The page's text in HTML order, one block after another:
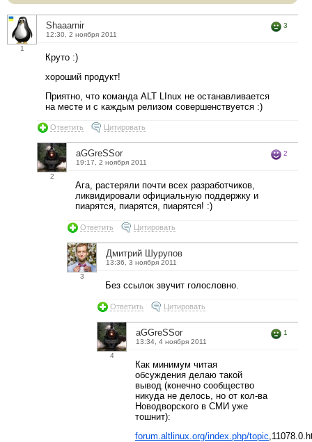
1
Shaaarnir
12:30, 2 ноября 2011
3
Круто :)
хороший продукт!
Приятно, что команда ALT LInux не останавливается
на месте и с каждым релизом совершенствуется :)
Ответить Цитировать
2
aGGreSSor
19:17, 2 ноября 2011
2
Ага, растеряли почти всех разработчиков,
ликвидировали официальную поддержку и
пиарятся, пиарятся, пиарятся! :)
Ответить Цитировать
3
Дмитрий Шурупов
13:36, 3 ноября 2011
Без ссылок звучит голословно.
Ответить Цитировать
4
aGGreSSor
13:34, 4 ноября 2011
1
Как минимум читая
обсуждения делаю такой
вывод (конечно сообщество
никуда не делось, но от кол-ва
Новодворского в СМИ уже
тошнит):
forum.altlinux.org/index.php/topic